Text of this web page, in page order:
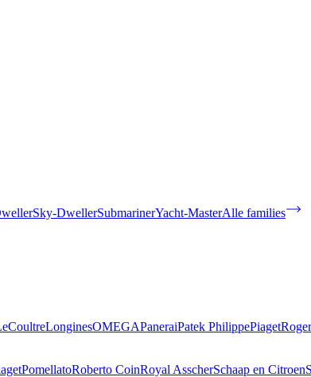
Sky-DwellerSubmarinerYacht-MasterAlle families
LonginesOMEGAPaneraiPatek PhilippePiaget
PomellatoRoberto CoinRoyal AsscherSchaap en Citroen